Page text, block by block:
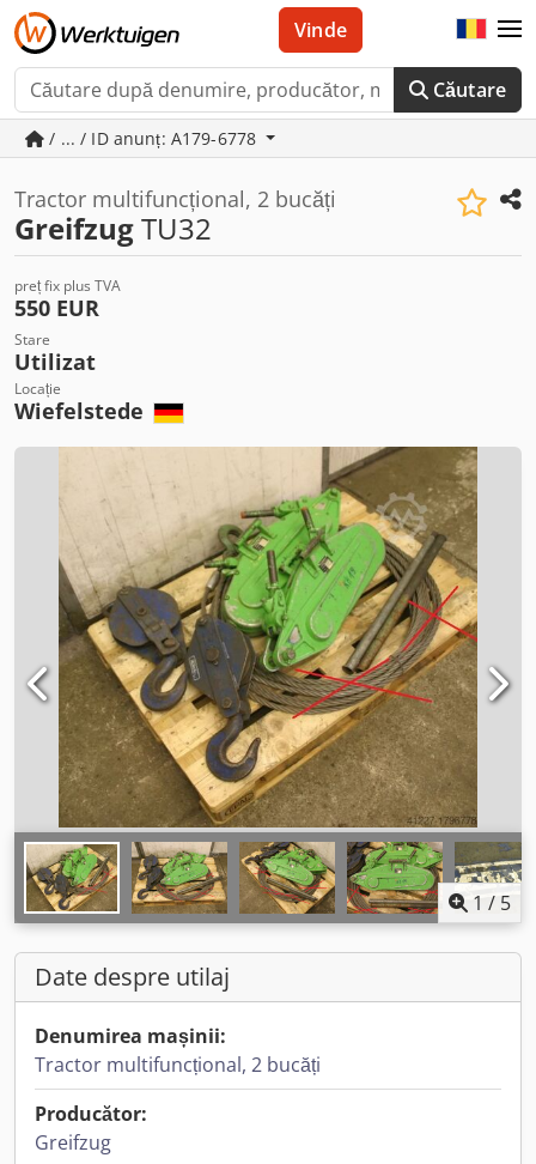
Căutare
Vinde
/ ... / ID anunț: A179-6778
Tractor multifuncțional, 2 bucăți
GreifzugTU32
preț fix plus TVA
550 EUR
Stare
Utilizat
Locație
Wiefelstede
1 / 5
Date despre utilaj
Denumirea mașinii:
Tractor multifuncțional, 2 bucăți
Producător:
Greifzug